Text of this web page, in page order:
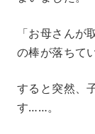
「お母さん
の棒が落ちて
すると突然、
す……。